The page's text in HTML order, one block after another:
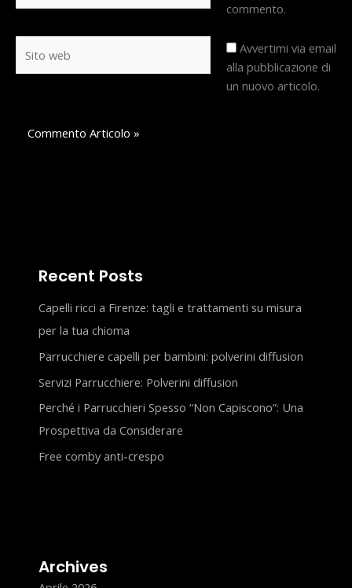
web
commento.
Avvertimi via email
alla pubblicazione di
un nuovo articolo.
Recent Posts
Capelli ricci a Firenze: tagli e trattamenti su misura
per la tua chioma
Parrucchiere capelli per bambini: polverini diffusion
Servizi Parrucchiere: Polverini diffusion
Perché i Parrucchieri Spesso “Non Capiscono”: Una
Prospettiva da Considerare
Free comby anti-crespo
Archives